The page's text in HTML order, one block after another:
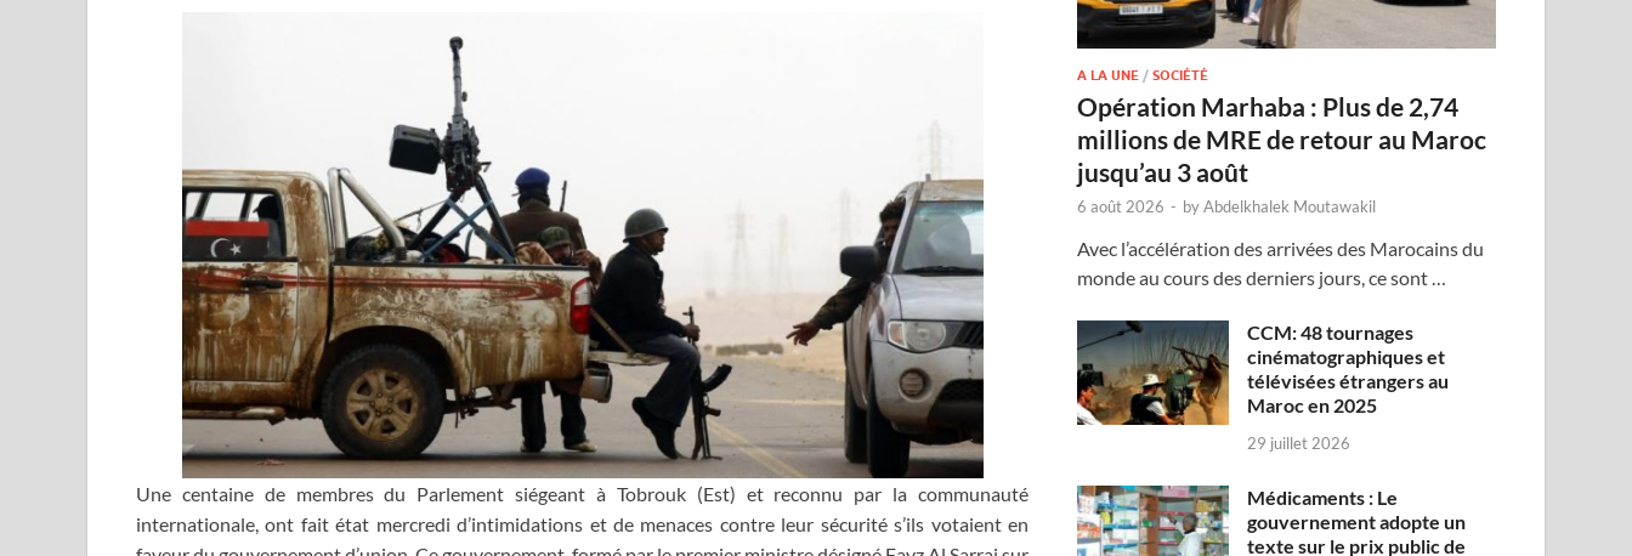
Une centaine de membres du Parlement siégeant à Tobrouk (Est) et reconnu par la communauté
internationale, ont fait état mercredi d’intimidations et de menaces contre leur sécurité s’ils votaient en
A LA UNE /SOCIÉTÉ
Opération Marhaba : Plus de 2,74
millions de MRE de retour au Maroc
jusqu’au 3 août
6 août 2026 - byAbdelkhalek Moutawakil
Avec l’accélération des arrivées des Marocains du
monde au cours des derniers jours, ce sont …
CCM: 48 tournages
cinématographiques et
télévisées étrangers au
Maroc en 2025
29 juillet 2026
Médicaments : Le
gouvernement adopte un
texte sur le prix public de